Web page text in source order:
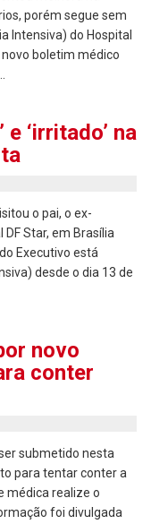
porém segue sem
Intensiva) do Hospital
novo boletim médico
‘irritado’ na
o pai, o ex-
Star, em Brasília
Executivo está
desde o dia 13 de
novo
conter
submetido nesta
para tentar conter a
médica realize o
foi divulgada